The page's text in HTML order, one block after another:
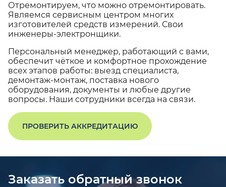
Отремонтируем, что можно отремонтировать.
Являемся сервисным центром многих
изготовителей средств измерений. Свои
инженеры-электронщики.
Персональный менеджер, работающий с вами,
обеспечит чёткое и комфортное прохождение
всех этапов работы: выезд специалиста,
демонтаж-монтаж, поставка нового
оборудования, документы и любые другие
вопросы. Наши сотрудники всегда на связи.
ПРОВЕРИТЬ АККРЕДИТАЦИЮ
Заказать обратный звонок